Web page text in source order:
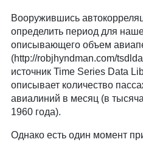
Вооружившись
определить период для
описывающего объем
(http://robjhyndman.com/
источник Time Series Data
описывает количество
авиалиний в месяц (в
1960 года).
Однако есть один момент